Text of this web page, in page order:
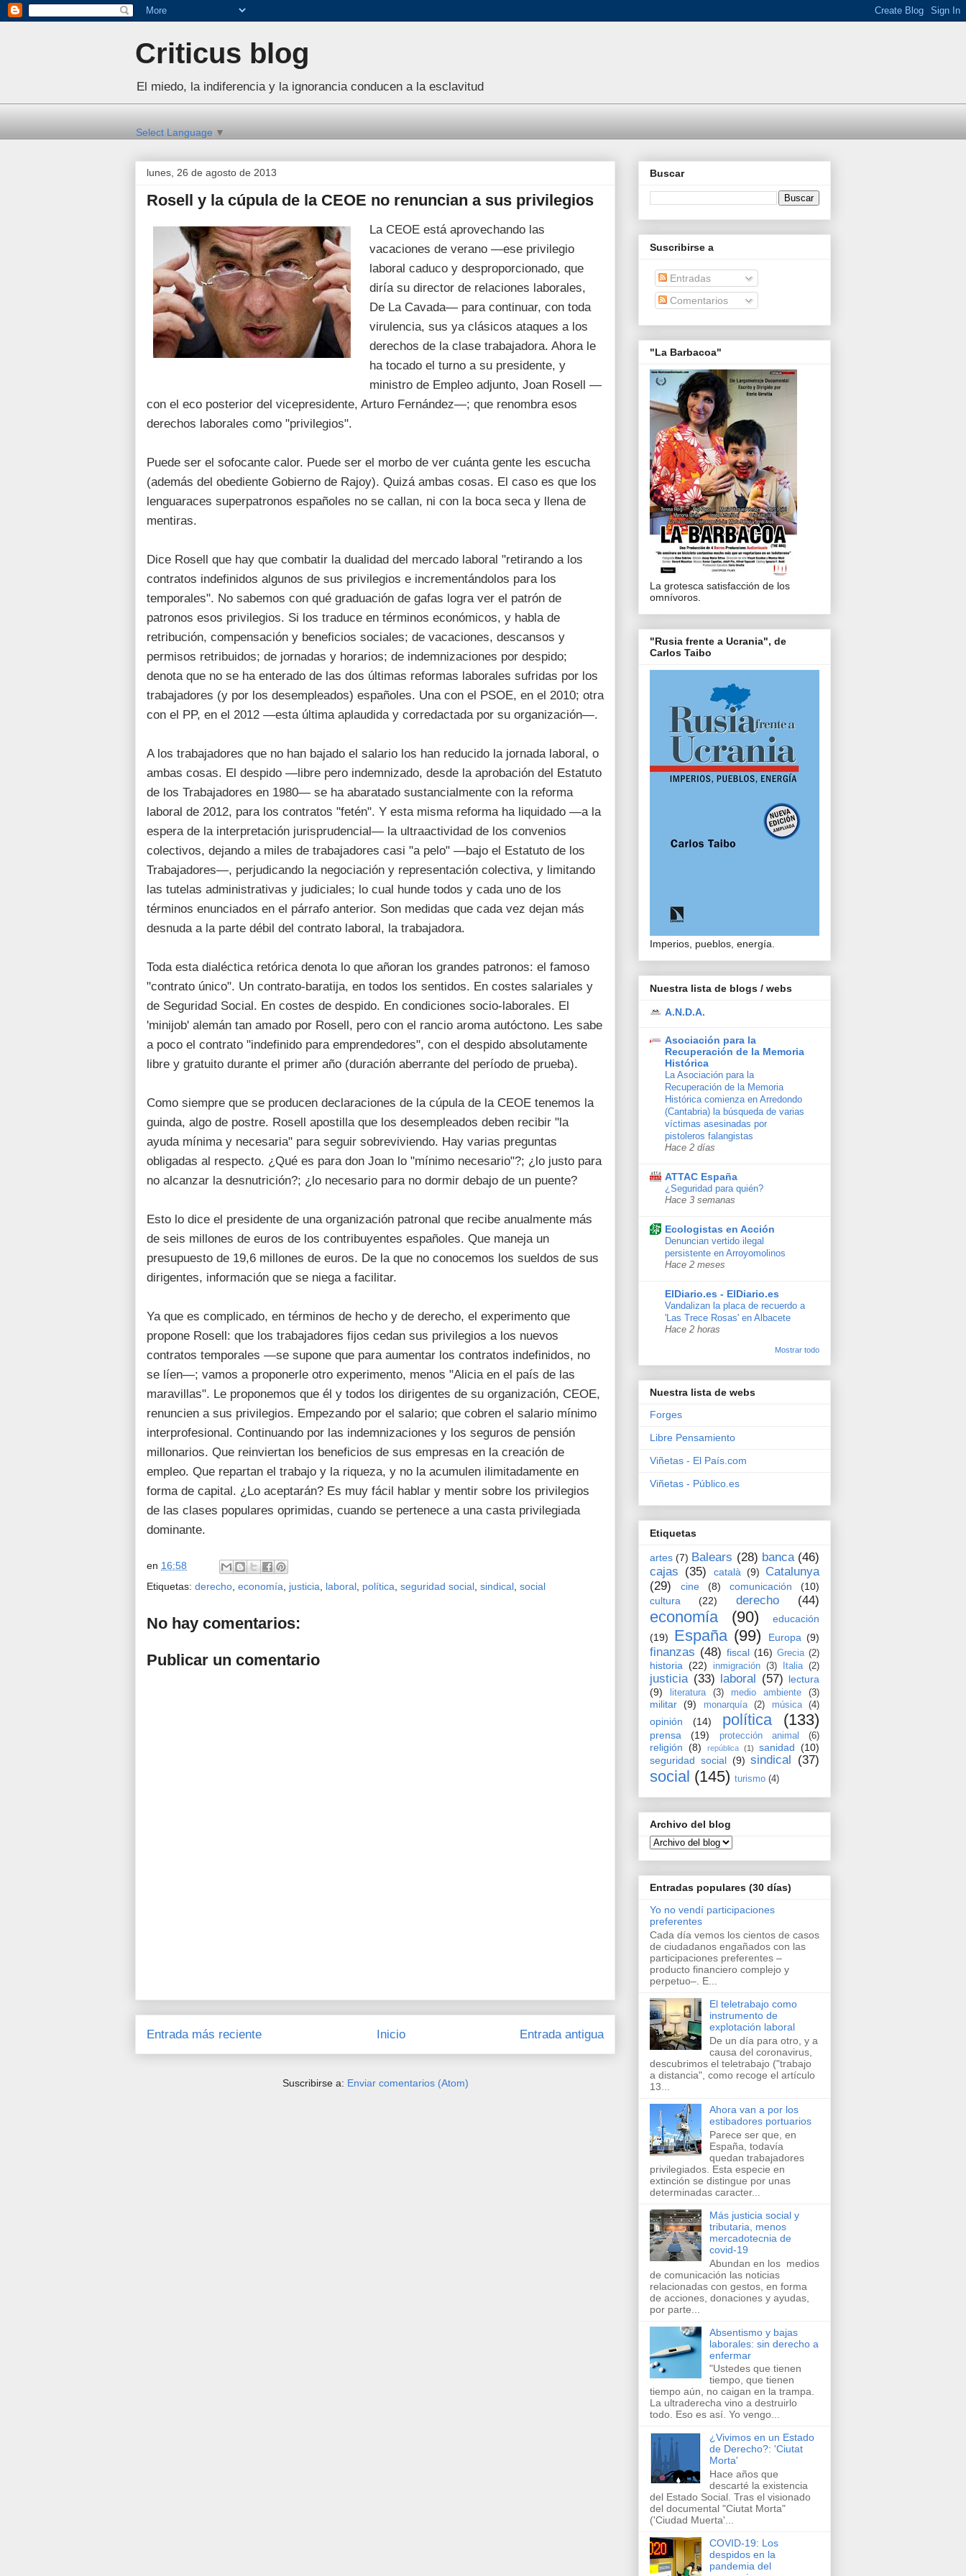
Criticus blog
El miedo, la indiferencia y la ignorancia conducen a la esclavitud
Select Language ▼
lunes, 26 de agosto de 2013
Rosell y la cúpula de la CEOE no renuncian a sus privilegios
La CEOE está aprovechando las
vacaciones de verano —ese privilegio
laboral caduco y desproporcionado, que
diría su director de relaciones laborales,
De La Cavada— ​para continuar, con toda
virulencia, sus ya clásicos ataques a los
derechos de la clase trabajadora. Ahora le
ha tocado el turno a su presidente, y
ministro de Empleo adjunto, Joan Rosell —
con el eco posterior del vicepresidente, Arturo Fernández—; que renombra esos
derechos laborales como "privilegios".
​Puede ser el sofocante calor. Puede ser el morbo de ver cuánta gente les escucha
(además del obediente Gobierno ​de Rajoy). Quizá ambas cosas. El caso es que los
lenguaraces superpatronos españoles no se callan, ni con la boca seca y llena de
mentiras.
Dice Rosell que hay que combatir la dualidad del mercado laboral "retirando a los
contratos indefinidos algunos de sus privilegios e incrementándolos para los
temporales". No sabemos con qué graduación de gafas logra ver el patrón de
patronos esos privilegios. Si los traduce en términos económicos, y habla de
retribución, compensación y beneficios sociales; de vacaciones, descansos y
permisos retribuidos; de jornadas y horarios; de indemnizaciones por despido;
denota que no se ha enterado de las dos últimas reformas laborales sufridas por los
trabajadores (y por los desempleados) españoles. Una con el PSOE, en el 2010; otra
con el PP, en el 2012 —esta última aplaudida y corredactada por su organización—.
A los trabajadores que no han bajado el salario los han reducido la jornada laboral, o
ambas cosas. El despido —libre pero indemnizado, desde la aprobación del Estatuto
de los Trabajadores en 1980— se ha abaratado sustancialmente con la reforma
laboral de 2012, para los contratos "fetén". Y esta misma reforma ha liquidado —a la
espera de la interpretación jurisprudencial— la ultraactividad de los convenios
colectivos, dejando a miles de trabajadores casi "a pelo" —bajo el Estatuto de los
Trabajadores—, perjudicando la negociación y representación colectiva, y limitando
las tutelas administrativas y judiciales; lo cual hunde todos y cada uno de los
términos enunciados en el párrafo anterior. Son medidas que cada vez dejan más
desnuda a la parte débil del contrato laboral, la trabajadora.
Toda esta dialéctica retórica denota lo que añoran los grandes patronos: el famoso
"contrato único". Un contrato-baratija, en todos los sentidos. En costes salariales y
de Seguridad Social. En costes de despido. En condiciones socio-laborales. El
'minijob' alemán tan amado por Rosell, pero con el rancio aroma autóctono. Les sabe
a poco el contrato "indefinido para emprendedores", con el despido absolutamente
libre y gratuito durante el primer año (duración aberrante del período de prueba).
Como siempre que se producen declaraciones de la cúpula de la CEOE tenemos la
guinda, algo de postre. Rosell apostilla que los desempleados deben recibir "la
ayuda mínima y necesaria" para seguir sobreviviendo. Hay varias preguntas
obligadas al respecto. ¿Qué es para don Joan lo "mínimo necesario"?; ¿lo justo para
no alcanzar la desnutrición?; ¿lo necesario para no dormir debajo de un puente?
Esto lo dice el presidente de una organización patronal que recibe anualmente más
de seis millones de euros de los contribuyentes españoles. Que maneja un
presupuesto de 19,6 millones de euros. De la que no conocemos los sueldos de sus
dirigentes, información que se niega a facilitar.
Ya que es complicado, en términos de hecho y de derecho, el experimento que
propone Rosell: que los trabajadores fijos cedan sus privilegios a los nuevos
contratos temporales —se supone que para aumentar los contratos indefinidos, no
se líen—; vamos a proponerle otro experimento, menos "Alicia en el país de las
maravillas". Le proponemos que él y todos los dirigentes de su organización, CEOE,
renuncien a sus privilegios. Empezando por el salario; que cobren el salario mínimo
interprofesional. Continuando por las indemnizaciones y los seguros de pensión
millonarios. Que reinviertan los beneficios de sus empresas en la creación de
empleo. Que repartan el trabajo y la riqueza, y no la acumulen ilimitadamente en
forma de capital. ¿Lo aceptarán? Es muy fácil hablar y mentir sobre los privilegios
de las clases populares oprimidas, cuando se pertenece a una casta privilegiada
dominante.
en 16:58
Etiquetas: derecho economía justicia laboral política seguridad social sindical social
No hay comentarios:
Publicar un comentario
Entrada más reciente Entrada antigua
Inicio
Suscribirse a: Enviar comentarios (Atom)
Buscar
Suscribirse a
Entradas
Comentarios
"La Barbacoa"
La grotesca satisfacción de los
omnívoros.
"Rusia frente a Ucrania", de
Carlos Taibo
Imperios, pueblos, energía.
Nuestra lista de blogs / webs
A.N.D.A.
Asociación para la
Recuperación de la Memoria
Histórica
La Asociación para la
Recuperación de la Memoria
Histórica comienza en Arredondo
(Cantabria) la búsqueda de varias
víctimas asesinadas por
pistoleros falangistas
Hace 2 días
ATTAC España
¿Seguridad para quién?
Hace 3 semanas
Ecologistas en Acción
Denuncian vertido ilegal
persistente en Arroyomolinos
Hace 2 meses
ElDiario.es - ElDiario.es
Vandalizan la placa de recuerdo a
'Las Trece Rosas' en Albacete
Hace 2 horas
Mostrar todo
Nuestra lista de webs
Forges
Libre Pensamiento
Viñetas - El País.com
Viñetas - Público.es
Etiquetas
artes (7) Balears (28) banca (46)
cajas (35) català (9)
Catalunya
(29)
cine (8) comunicación
(10)
cultura
(22) derecho (44)
economía (90)
educación
(19)
España (99) Europa (9)
finanzas (48) fiscal (16) Grecia (2)
historia (22) inmigración (3) Italia (2)
justicia (33) laboral (57) lectura
(9)
literatura (3) medio ambiente (3)
militar (9) monarquía (2) música (4)
opinión (14) política (133)
prensa (19) protección animal (6)
religión (8) república (1) sanidad (10)
seguridad social (9) sindical (37)
social (145) turismo (4)
Archivo del blog
Entradas populares (30 días)
Yo no vendí participaciones
preferentes
Cada día vemos los cientos de casos
de ciudadanos engañados con las
participaciones preferentes –
producto financiero complejo y
perpetuo–. E...
El teletrabajo como
instrumento de
explotación laboral
De un día para otro, y a
causa del coronavirus,
descubrimos el teletrabajo ("trabajo
a distancia", como recoge el artículo
13...
Ahora van a por los
estibadores portuarios
Parece ser que, en
España, todavía
quedan trabajadores
privilegiados. Esta especie en
extinción se distingue por unas
determinadas caracter...
Más justicia social y
tributaria, menos
mercadotecnia de
covid-19
Abundan en los ​medios
de comunicación​ las noticias
relacionadas con gestos, en forma
de acciones, donaciones y ayudas,
por parte...
Absentismo y bajas
laborales: sin derecho a
enfermar
"Ustedes que tienen
tiempo, que tienen
tiempo aún, no caigan en la trampa.
La ultraderecha vino a destruirlo
todo. Eso es así. Yo vengo...
¿Vivimos en un Estado
de Derecho?: 'Ciutat
Morta'
Hace años que
descarté la existencia
del Estado Social. Tras el visionado
del documental "Ciutat Morta"
('Ciudad Muerta'...
COVID-19: Los
despidos en la
pandemia del